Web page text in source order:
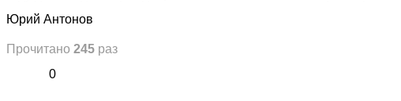
Юрий Антонов
Прочитано 245 раз
0